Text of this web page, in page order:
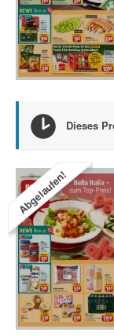
Dieses
Abgelaufen!